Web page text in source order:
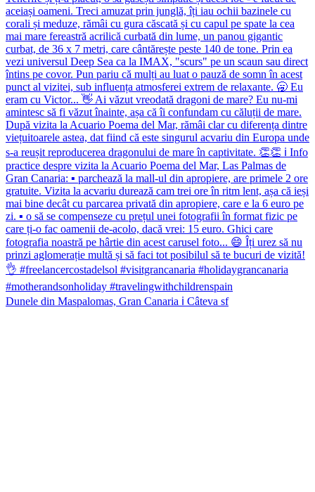
Dunele din Maspalomas, Gran Canaria ℹ️ Câteva sf